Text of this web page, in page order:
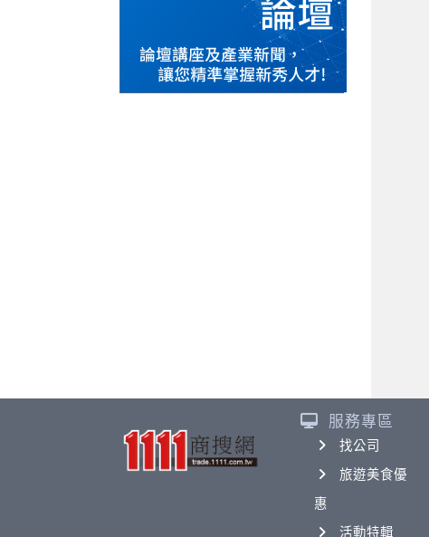
服務專區
找公司
旅遊美食優
惠
活動特輯